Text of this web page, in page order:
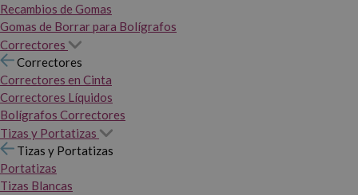
Recambios de Gomas
Gomas de Borrar para Bolígrafos
Correctores
Correctores
Correctores en Cinta
Correctores Líquidos
Bolígrafos Correctores
Tizas y Portatizas
Tizas y Portatizas
Portatizas
Tizas Blancas